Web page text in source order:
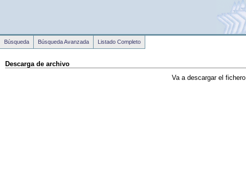
Descarga de archivo
Va a descargar el fichero
Búsqueda Búsqueda Avanzada Listado Completo